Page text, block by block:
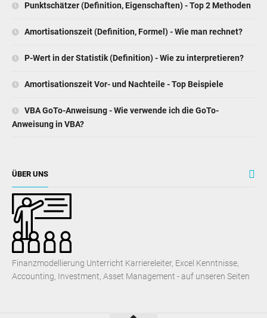
Punktschätzer (Definition, Eigenschaften) - Top 2 Methoden
Amortisationszeit (Definition, Formel) - Wie man rechnet?
P-Wert in der Statistik (Definition) - Wie zu interpretieren?
Amortisationszeit Vor- und Nachteile - Top Beispiele
VBA GoTo-Anweisung - Wie verwende ich die GoTo-
Anweisung in VBA?
ÜBER UNS
Finanzmodellierung Unterricht Karriereleiter, Excel Kenntnisse,
Accounting, Investment, Asset Management - auf unseren Seiten